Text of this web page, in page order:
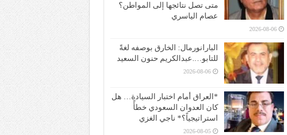
متى تصل نتائجها إلى المواطن؟
عصام الياسري
2026-08-06
البارانورمال: الخارق بوصفه لغةً
للتابو….عبدالكريم حنون السعيد
2026-08-06
*العراق أمام اختبار السيادة… هل
كان العدوان السعودي خطأً
استراتيجياً؟* ناجي الغزي
2026-08-05